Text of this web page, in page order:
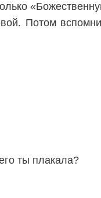
Потом
ты плакала?